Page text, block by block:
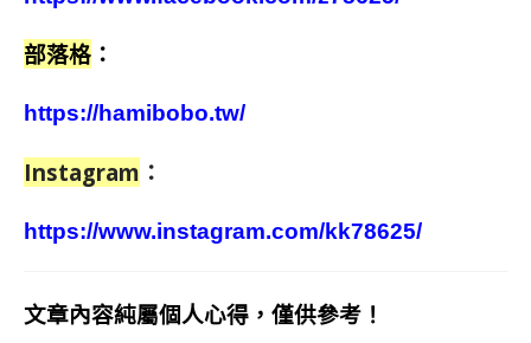
部落格 ：
https://hamibobo.tw/
Instagram ：
https://www.instagram.com/kk78625/
文章內容純屬個人心得，僅供參考！